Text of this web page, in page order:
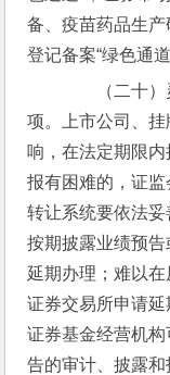
备、疫苗药品生
登记备案“绿色通
（二十）灵
项。上市公司、
响，在法定期限
报有困难的，证
转让系统要依法
按期披露业绩预
延期办理；难以
证券交易所申请
证券基金经营机
告的审计、披露